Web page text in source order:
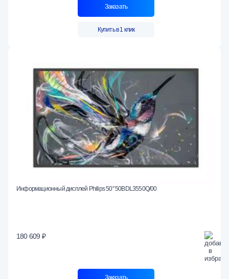
Заказать
Купить в 1 клик
Информационный дисплей Philips 50" 50BDL3550Q/00
180 609 ₽